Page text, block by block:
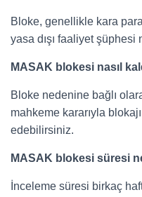
Bloke, genellikle kara
yasa dışı faaliyet şüphesi
MASAK blokesi nasıl
Bloke nedenine bağlı
mahkeme kararıyla
edebilirsiniz.
MASAK blokesi süresi
İnceleme süresi birkaç